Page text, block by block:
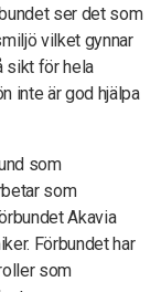
ser det som
vilket gynnar
sikt för hela
inte är god hjälpa
som
som
Akavia
Förbundet har
som